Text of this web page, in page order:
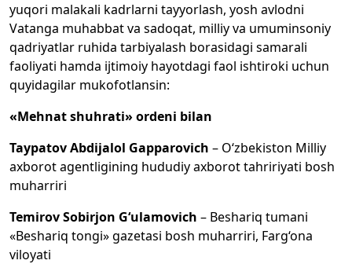
yuqori malakali kadrlarni tayyorlash, yosh avlodni
Vatanga muhabbat va sadoqat, milliy va umuminsoniy
qadriyatlar ruhida tarbiyalash borasidagi samarali
faoliyati hamda ijtimoiy hayotdagi faol ishtiroki uchun
quyidagilar mukofotlansin:
«Mehnat shuhrati» ordeni bilan
Taypatov Abdijalol Gapparovich – O‘zbekiston Milliy
axborot agentligining hududiy axborot tahririyati bosh
muharriri
Temirov Sobirjon G‘ulamovich – Beshariq tumani
«Beshariq tongi» gazetasi bosh muharriri, Farg‘ona
viloyati